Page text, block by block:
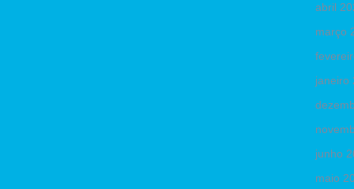
abril
março
janeiro
junho
maio